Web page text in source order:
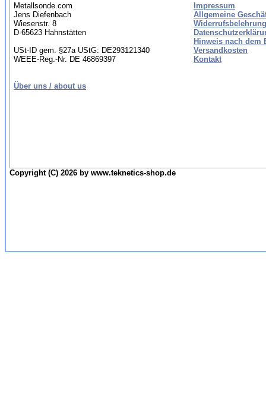
Metallsonde.com
Jens Diefenbach
Wiesenstr. 8
D-65623 Hahnstätten
USt-ID gem. §27a UStG: DE293121340
WEEE-Reg.-Nr. DE 46869397
Über uns / about us
Impressum
Allgemeine
Hinweis nach dem
Versandkosten
Kontakt
Copyright (C) 2026 by www.teknetics-shop.de